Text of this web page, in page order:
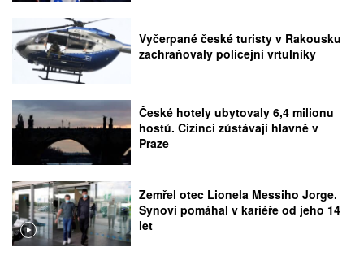
Vyčerpané české turisty v Rakousku
zachraňovaly policejní vrtulníky
České hotely ubytovaly 6,4 milionu
hostů. Cizinci zůstávají hlavně v
Praze
Zemřel otec Lionela Messiho Jorge.
Synovi pomáhal v kariéře od jeho 14
let